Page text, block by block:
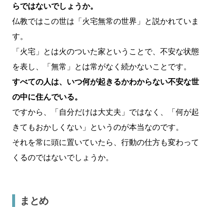
らではないでしょうか。
仏教ではこの世は「火宅無常の世界」と説かれていま
す。
「火宅」とは火のついた家ということで、不安な状態
を表し、「無常」とは常がなく続かないことです。
すべての人は、いつ何が起きるかわからない不安な世
の中に住んでいる。
ですから、「自分だけは大丈夫」ではなく、「何が起
きてもおかしくない」というのが本当なのです。
それを常に頭に置いていたら、行動の仕方も変わって
くるのではないでしょうか。
まとめ